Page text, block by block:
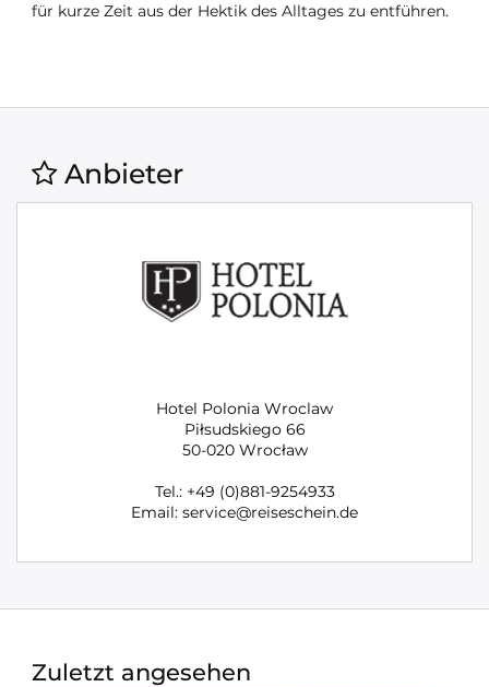
für kurze Zeit aus der Hektik des Alltages zu entführen.
Anbieter
Hotel Polonia Wroclaw
Piłsudskiego 66
50-020 Wrocław
Tel.: +49 (0)881-9254933
Email: service@reiseschein.de
Zuletzt angesehen